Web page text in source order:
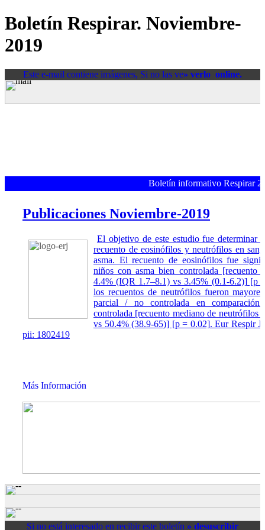
Boletín Respirar. Noviembre-
2019